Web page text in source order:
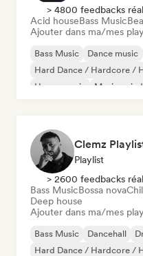
> 4800 feedbacks
Acid houseBass Music
Ajouter dans ma/mes
Bass Music Dance music
Hard Dance / Hardcore /
House music
Musique
Clemz
Playlist
> 2600 feedbacks
Bass MusicBossa nova
Deep house
Ajouter dans ma/mes
Bass Music Dancehall
Hard Dance / Hardcore /